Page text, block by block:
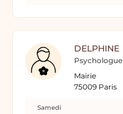
DELPHINE
Psychologue
Mairie
75009 Paris
Samedi